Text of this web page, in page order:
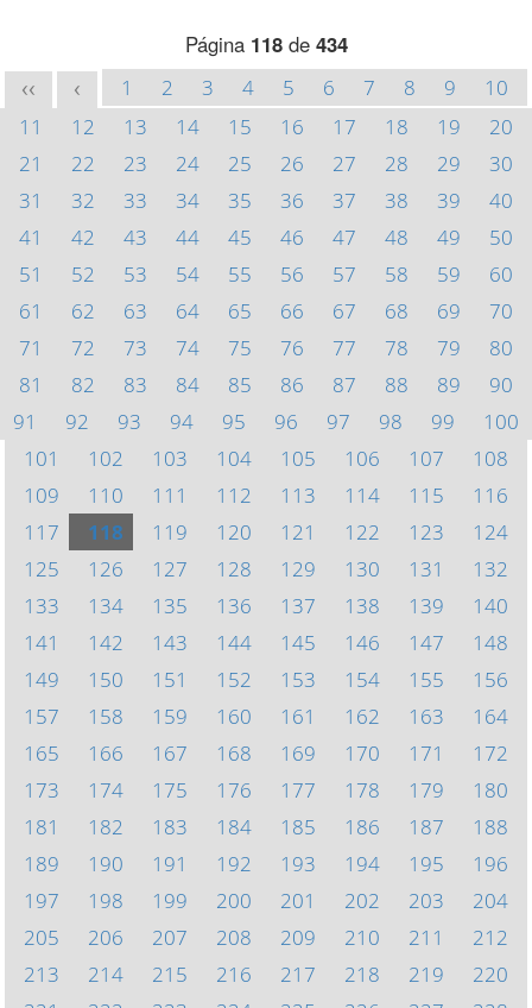
Página 118de 434
<< < 1 2 3 4 5 6 7 8 9
10
11
12 13 14 15 16 17 18 19
20
21
22 23 24 25 26 27 28 29
30
31
32 33 34 35 36 37 38 39
40
41
42 43 44 45 46 47 48 49
50
51
52 53 54 55 56 57 58 59
60
61
62 63 64 65 66 67 68 69
70
71
72 73 74 75 76 77 78 79
80
81
82 83 84 85 86 87 88 89
90
91
92 93 94 95 96 97 98 99
100
101
102 103 104 105 106 107
108
109
110 111 112 113 114 115
116
117
118 119 120 121 122 123
124
125
126 127 128 129 130 131
132
133
134 135 136 137 138 139
140
141
142 143 144 145 146 147
148
149
150 151 152 153 154 155
156
157
158 159 160 161 162 163
164
165
166 167 168 169 170 171
172
173
174 175 176 177 178 179
180
181
182 183 184 185 186 187
188
189
190 191 192 193 194 195
196
197
198 199 200 201 202 203
204
205
206 207 208 209 210 211
212
213
214 215 216 217 218 219
220